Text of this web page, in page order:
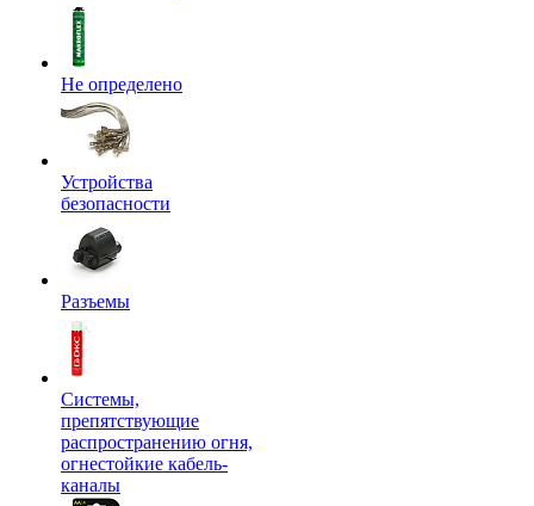
Не определено
Устройства
безопасности
Разъемы
Системы,
препятствующие
распространению огня,
огнестойкие кабель-
каналы